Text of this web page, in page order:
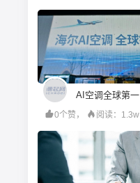
0个赞，
阅读：1.3w